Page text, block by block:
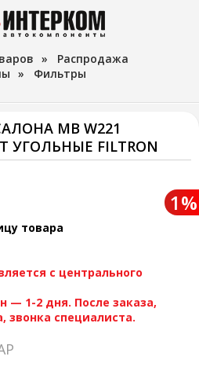
» Распродажа
» Фильтры
MB W221
УГОЛЬНЫЕ FILTRON
1%
товара
с центрального
— 1-2 дня. После заказа,
звонка специалиста.